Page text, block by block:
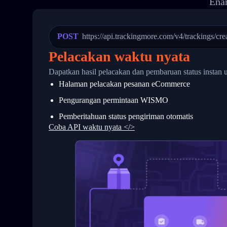
24
25
26
28
29
31
32
34
"Details": "Departed
          },
          {
"Date": "2017-03-06
"StatusDescription":
"Details": "BEIJING-
          }
      }
    ]
}
POST https://api.trackingmore.com/v4/trackings/
Pelacakan waktu nyata
Dapatkan hasil pelacakan dan pembaruan status
Halaman pelacakan pesanan eCommerce
Pengurangan permintaan WISMO
Pemberitahuan status pengiriman otomatis
Coba API waktu nyata </>